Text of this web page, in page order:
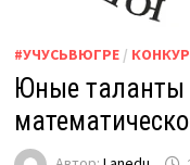
#УЧУСЬВЮГРЕ/
Юные таланты